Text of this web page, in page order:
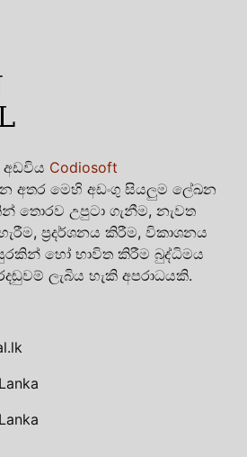
අඩවිය Codiosoft
අතර මෙහි අඩංගු සියලුම ලේඛන
තොරව උපුටා ගැනීම, නැවත
ප්‍රදර්ශනය කිරීම, විකාශනය
හෝ භාවිත කිරීම බුද්ධිමය
ලැබිය හැකි අපරාධයකි.